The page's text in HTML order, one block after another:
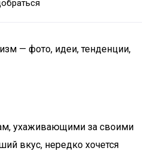
— фото, идеи, тенденции,
ухаживающими за своими
вкус, нередко хочется